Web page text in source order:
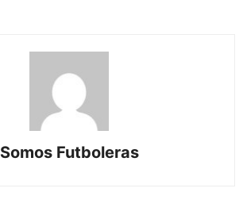
Somos Futboleras